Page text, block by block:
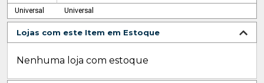
Universal
Universal
Lojas com este Item em Estoque
Nenhuma loja com estoque